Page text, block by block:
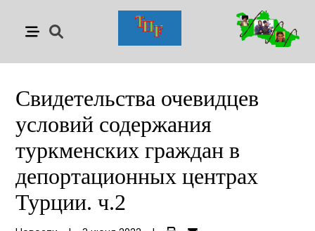
Свидетельства очевидцев
условий содержания
туркменских граждан в
депортационных центрах
Турции. ч.2